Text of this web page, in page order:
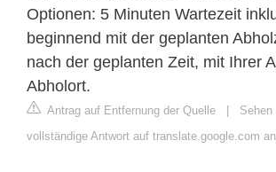
Optionen: 5 Minuten Wartezeit
beginnend mit der geplanten
nach der geplanten Zeit, mit Ihrer
Abholort.
Antrag auf Entfernung der Quelle |
vollständige Antwort auf translate.google.com an